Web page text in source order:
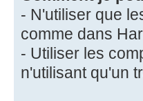
- N'utiliser que
comme dans
- Utiliser les
n'utilisant qu'un